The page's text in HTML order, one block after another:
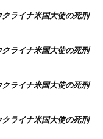
ライナ米国大使の死刑
ライナ米国大使の死刑
ライナ米国大使の死刑
ライナ米国大使の死刑